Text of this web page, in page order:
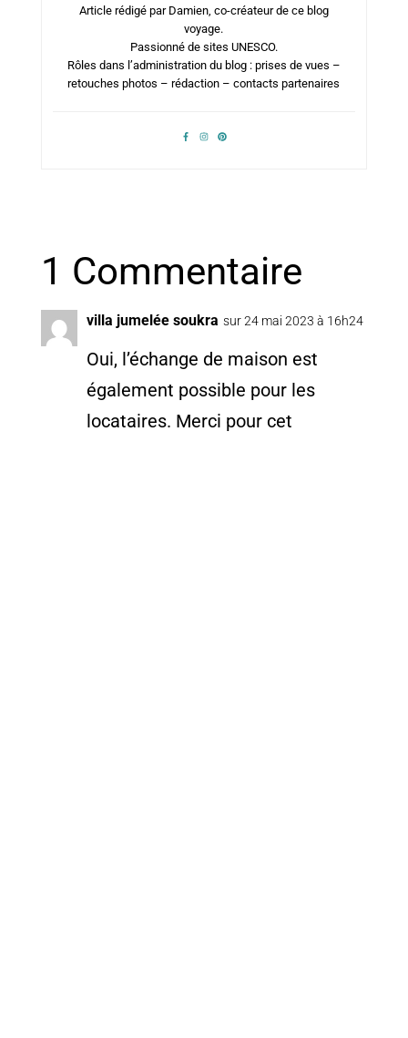
Article rédigé par Damien, co-créateur de ce blog
voyage.
Passionné de sites UNESCO.
Rôles dans l’administration du blog : prises de vues –
retouches photos – rédaction – contacts partenaires
1 Commentaire
villa jumelée soukra sur 24 mai 2023 à 16h24
Oui, l’échange de maison est
également possible pour les
locataires. Merci pour cet